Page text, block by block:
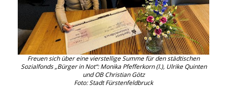
Freuen sich über eine vierstellige Summe für den städtischen
Sozialfonds „Bürger in Not“: Monika Pfefferkorn (l.), Ulrike Quinten
und OB Christian Götz
Foto: Stadt Fürstenfeldbruck